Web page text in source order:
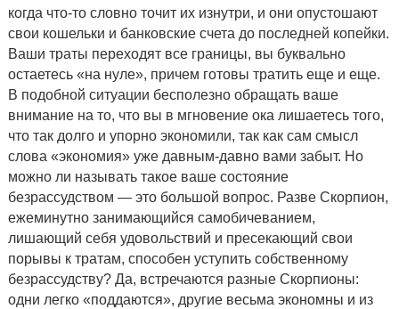
когда что-то словно точит их изнутри, и они опустошают
свои кошельки и банковские счета до последней копейки.
Ваши траты переходят все границы, вы буквально
остаетесь «на нуле», причем готовы тратить еще и еще.
В подобной ситуации бесполезно обращать ваше
внимание на то, что вы в мгновение ока лишаетесь того,
что так долго и упорно экономили, так как сам смысл
слова «экономия» уже давным-давно вами забыт. Но
можно ли называть такое ваше состояние
безрассудством — это большой вопрос. Разве Скорпион,
ежеминутно занимающийся самобичеванием,
лишающий себя удовольствий и пресекающий свои
порывы к тратам, способен уступить собственному
безрассудству? Да, встречаются разные Скорпионы:
одни легко «поддаются», другие весьма экономны и из